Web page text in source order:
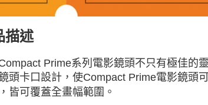
描述
Prime系列電影鏡頭不只有極佳的
頭卡口設計，使Compact Prime電影鏡頭
皆可覆蓋全畫幅範圍。